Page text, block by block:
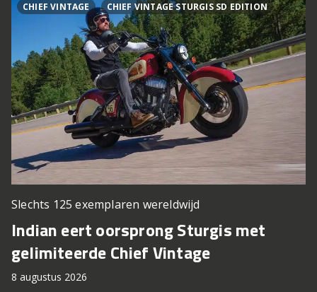
CHIEF VINTAGE CHIEF VINTAGE STURGIS SD EDITION
Slechts 125 exemplaren wereldwijd
Indian eert oorsprong Sturgis met
gelimiteerde Chief Vintage
8 augustus 2026